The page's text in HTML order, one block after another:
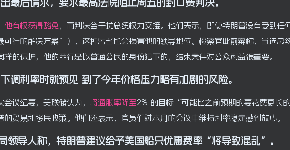
最后请求，要求最高法院阻止周五的封口费判决。
他有权获得豁免
，而判决会干扰总统权力交接。他们表示，即使特朗普没有受到任
行的解决方案”），这种污名也会损害他的领导地位。检察官此前辩称，当选总
样的保护，他的罪行是以普通公民的身份犯下的，结束案件对公众利益很重要。
调利率时就预见 到了今年价格压力略有加剧的风险。
议纪要，美联储认为， 将通胀率降至2% 的目标“可能比之前预期的要花费更长的
贸易和移民政策。他们还表示，官员们对本月的会议中维持利率稳定感到放心。
领导人称，特朗普建议给予美国船只优惠费率“将导致混乱”。